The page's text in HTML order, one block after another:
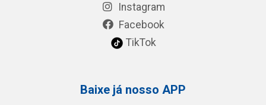
Instagram
Facebook
TikTok
Baixe já nosso APP